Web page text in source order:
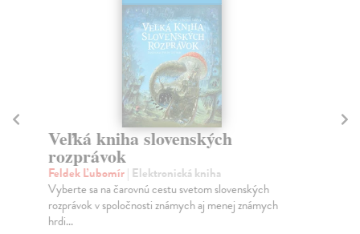
Veľká kniha slovenských
rozprávok
Feldek Ľubomír| Elektronická kniha
Vyberte sa na čarovnú cestu svetom slovenských
rozprávok v spoločnosti známych aj menej známych
hrdi...